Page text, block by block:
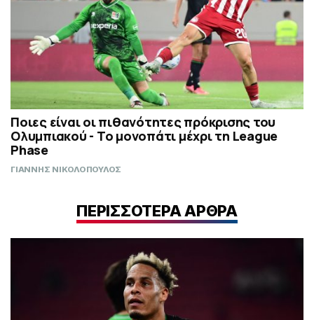
Ποιες είναι οι πιθανότητες πρόκρισης του
Ολυμπιακού - Το μονοπάτι μέχρι τη League
Phase
ΓΙΑΝΝΗΣ ΝΙΚΟΛΟΠΟΥΛΟΣ
ΠΕΡΙΣΣΟΤΕΡΑ ΑΡΘΡΑ